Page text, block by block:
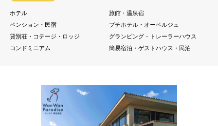
ホテル
旅館・温泉宿
ペンション・民宿
プチホテル・オーベルジュ
貸別荘・コテージ・ロッジ
グランピング・トレーラーハウス
コンドミニアム
簡易宿泊・ゲストハウス・民泊